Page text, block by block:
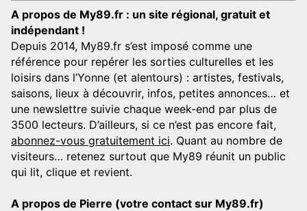
A propos de My89.fr : un site régional, gratuit et
indépendant !
Depuis 2014, My89.fr s’est imposé comme une
référence pour repérer les sorties culturelles et les
loisirs dans l’Yonne (et alentours) : artistes, festivals,
saisons, lieux à découvrir, infos, petites annonces… et
une newslettre suivie chaque week-end par plus de
3500 lecteurs. D’ailleurs, si ce n’est pas encore fait,
abonnez-vous gratuitement ici. Quant au nombre de
visiteurs… retenez surtout que My89 réunit un public
qui lit, clique et revient.
A propos de Pierre (votre contact sur My89.fr)